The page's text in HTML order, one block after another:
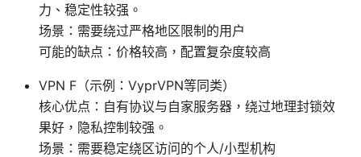
力、稳定性较强。
场景：需要绕过严格地区限制的用户
可能的缺点：价格较高，配置复杂度较高
VPN F（示例：VyprVPN等同类）
核心优点：自有协议与自家服务器，绕过地理封锁效
果好，隐私控制较强。
场景：需要稳定绕区访问的个人/小型机构